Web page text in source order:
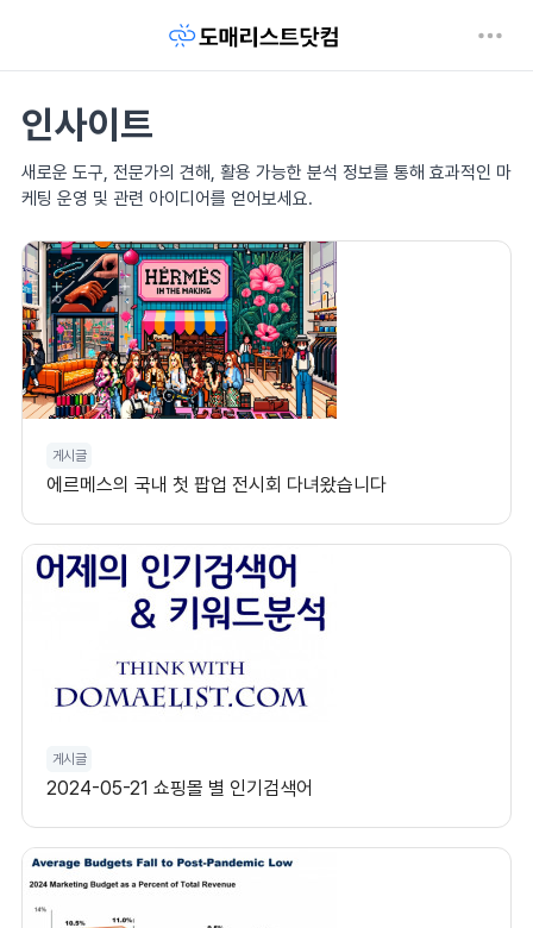
인사이트
새로운 도구, 전문가의 견해, 활용 가능한 분석 정보를 통해 효과적인 마
케팅 운영 및 관련 아이디어를 얻어보세요.
게시글
에르메스의 국내 첫 팝업 전시회 다녀왔습니다
게시글
2024-05-21 쇼핑몰 별 인기검색어